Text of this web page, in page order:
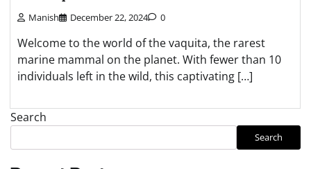
Manish December 22, 2024 0
Welcome to the world of the vaquita, the rarest
marine mammal on the planet. With fewer than 10
individuals left in the wild, this captivating […]
Search
Search